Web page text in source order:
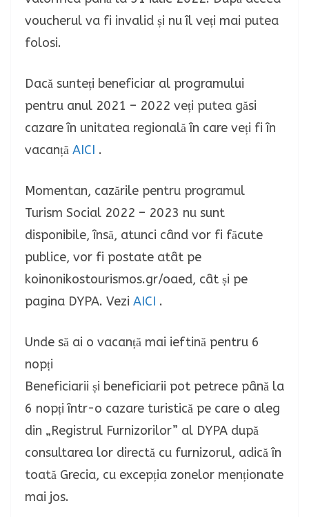
voucherul va fi invalid și nu îl veți mai putea
folosi.
Dacă sunteți beneficiar al programului
pentru anul 2021 – 2022 veți putea găsi
cazare în unitatea regională în care veți fi în
vacanță AICI .
Momentan, cazările pentru programul
Turism Social 2022 – 2023 nu sunt
disponibile, însă, atunci când vor fi făcute
publice, vor fi postate atât pe
koinonikostourismos.gr/oaed, cât și pe
pagina DYPA. Vezi AICI .
Unde să ai o vacanță mai ieftină pentru 6
nopți
Beneficiarii și beneficiarii pot petrece până la
6 nopți într-o cazare turistică pe care o aleg
din „Registrul Furnizorilor” al DYPA după
consultarea lor directă cu furnizorul, adică în
toată Grecia, cu excepția zonelor menționate
mai jos.